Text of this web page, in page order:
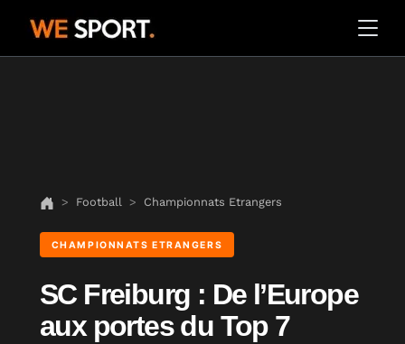
Football Championnats Etrangers
CHAMPIONNATS ETRANGERS
SC Freiburg : De l’Europe
aux portes du Top 7